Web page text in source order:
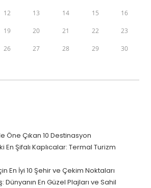
12 13 14 15 16
19 20 21 22 23
26 27 28 29 30
Öne Çıkan 10 Destinasyon
Şifalı Kaplıcalar: Termal Turizm
En İyi 10 Şehir ve Çekim Noktaları
Dünyanın En Güzel Plajları ve Sahil